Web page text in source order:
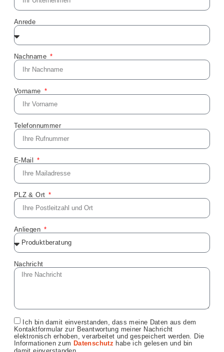
Anrede
Nachname
Vorname
Telefonnummer
E-Mail
PLZ & Ort
Anliegen
Nachricht
Ich bin damit einverstanden, dass meine Daten aus dem
Kontaktformular zur Beantwortung meiner Nachricht
elektronisch erhoben, verarbeitet und gespeichert werden. Die
Informationen zum Datenschutz habe ich gelesen und bin